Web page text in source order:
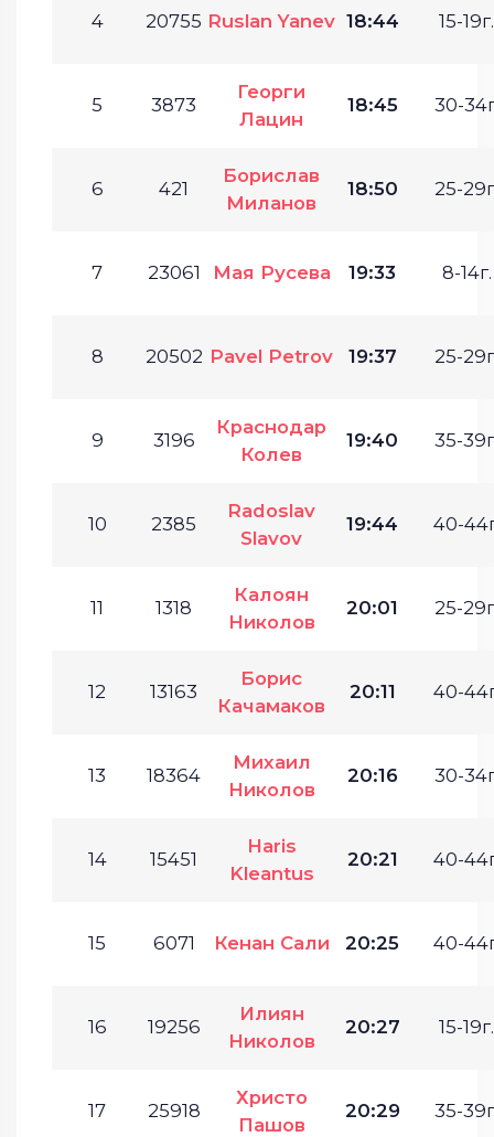
4 20755 Ruslan Yanev 18:44 15-19г.
5 3873
Георги
Лацин
18:45 30-
6 421
Борислав
Миланов
18:50 25-
7 23061 Мая Русева 19:33 8-14г.
8 20502 Pavel Petrov 19:37 25-
9 3196
Краснодар
Колев
19:40 35-
10 2385
Radoslav
Slavov
19:44 40-
11 1318
Калоян
Николов
20:01 25-
12 13163
Борис
Качамаков
20:11 40-
13 18364
Михаил
Николов
20:16 30-
14 15451
Haris
Kleantus
20:21 40-
15 6071 Кенан Сали 20:25 40-
16 19256
Илиян
Николов
20:27 15-19г.
17 25918
Христо
Пашов
20:29 35-